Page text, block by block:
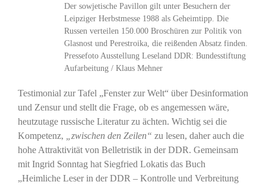
Der sowjetische Pavillon gilt unter Besuchern der
Leipziger Herbstmesse 1988 als Geheimtipp. Die
Russen verteilen 150.000 Broschüren zur Politik von
Glasnost und Perestroika, die reißenden Absatz finden.
Pressefoto Ausstellung Leseland DDR: Bundesstiftung
Aufarbeitung / Klaus Mehner
Testimonial zur Tafel „Fenster zur Welt“ über Desinformation
und Zensur und stellt die Frage, ob es angemessen wäre,
heutzutage russische Literatur zu ächten. Wichtig sei die
Kompetenz,
„zwischen den Zeilen“ zu lesen, daher auch die
hohe Attraktivität von Belletristik in der DDR. Gemeinsam
mit Ingrid Sonntag hat Siegfried Lokatis das Buch
„Heimliche Leser in der DDR – Kontrolle und Verbreitung